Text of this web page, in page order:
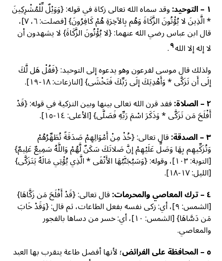
١ – التوحيد:
وقد سماه الله تعالى زكاة في قوله: {وَوَيْلٌ لِّلْمُشْرِكِينَ
* الَّذِينَ لا يُؤْتُونَ الزَّكَاةَ وَهُم بِالآخِرَةِ هُمْ كَافِرُونَ} [فصلت: ٦، ٧]،
قال ابن عباس رضي الله عنهما: {لا يُؤْتُونَ الزَّكَاةَ} لا يشهدون أن
لا إله إلا الله٩.
ولذلك قال موسى لفرعون وهو يدعوه إلى التوحيد: {فَقُلْ هَل لَّكَ
إلَى أَن تَزَكَّى * وَأَهْدِيَكَ إلَى رَبِّكَ فَتَخْشَى} [النازعات: ١٨-١٩].
٢ – الصلاة:
فقد قرن الله تعالى بينها وبين التزكية في قوله: {قَدْ
أَفْلَحَ مَن تَزَكَّى * وَذَكَرَ اسْمَ رَبِّهِ فَصَلَّى} [الأعلى: ١٤-١٥].
٣ – الصدقة:
قال تعالى: {خُذْ مِنْ أَمْوَالِهِمْ صَدَقَةً تُطَهِّرُهُمْ
وَتُزَكِّيهِم بِهَا وَصَلِّ عَلَيْهِمْ إنَّ صَلاتَكَ سَكَنٌ لَّهُمْ وَاللَّهُ سَمِيعٌ عَلِيمٌ}
[التوبة: ١٠٣]، وقوله: {وَسَيُجَنَّبُهَا الأَتْقَى * الَّذِي يُؤْتِي مَالَهُ يَتَزَكَّى}
[الليل: ١٧-١٨].
٤ – ترك المعاصي والمحرمات:
قال تعالى: {قَدْ أَفْلَحَ مَن زَكَّاهَا}
[الشمس: ٩]، أي: زكى نفسه بفعل الطاعات، ثم قال: {وَقَدْ خَابَ
مَن دَسَّاهَا} [الشمس: ١٠]، أي: خسر من دساها بالفجور
والمعاصي.
٥ – المحافظة على الفرائض
؛ لأنها أفضل طاعة يتقرب بها العبد